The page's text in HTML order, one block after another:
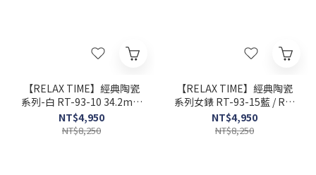
【RELAX TIME】經典陶瓷
系列-白 RT-93-10 34.2mm
現代鐘錶
NT$4,950
NT$8,250
【RELAX TIME】經典陶瓷
系列女錶 RT-93-15藍 / RT-
93-12 粉 34.2mm 現代鐘錶
NT$4,950
NT$8,250